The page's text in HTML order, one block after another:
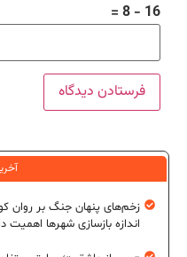
16 − 8 =
زخم‌های پنهان جنگ بر روان
اندازه بازسازی شهرها اهمیت